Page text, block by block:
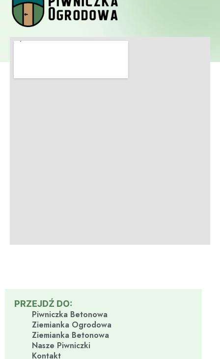
PRZEJDŹ DO:
Piwniczka Betonowa
Ziemianka Ogrodowa
Ziemianka Betonowa
Nasze Piwniczki
Kontakt